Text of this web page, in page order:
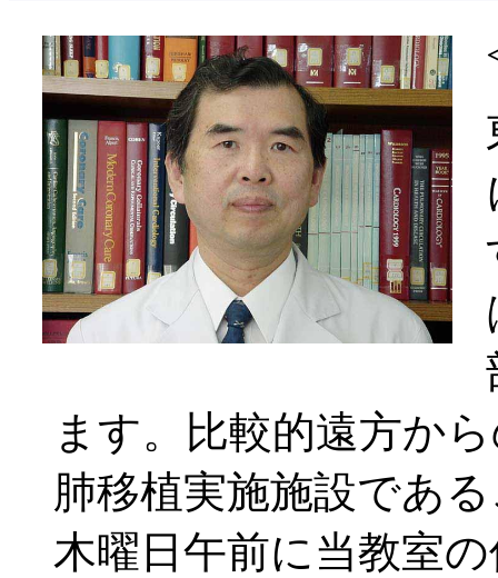
ます。比較的遠方か
肺移植実施施設であ
木曜日午前に当教室